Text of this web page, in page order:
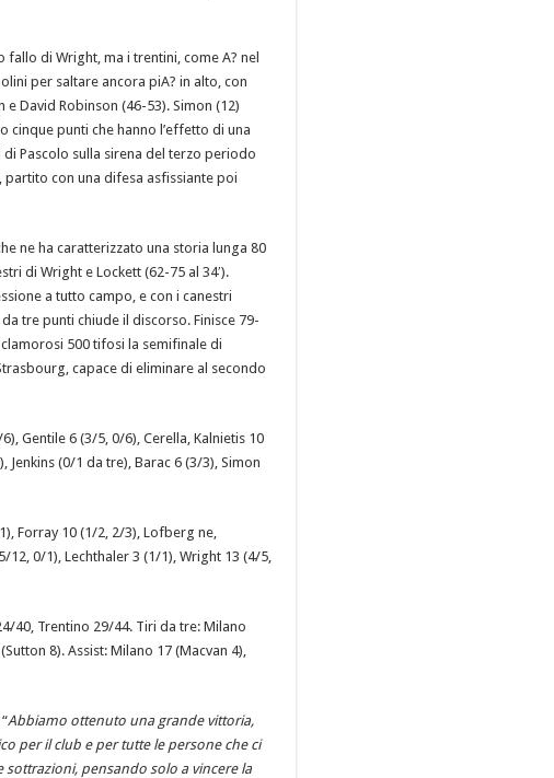
di Wright, ma i trentini, come A? nel
per saltare ancora piA? in alto, con
David Robinson (46-53). Simon (12)
punti che hanno l’effetto di una
Pascolo sulla sirena del terzo periodo
con una difesa asfissiante poi
ne ha caratterizzato una storia lunga 80
di Wright e Lockett (62-75 al 34′).
a tutto campo, e con i canestri
tre punti chiude il discorso. Finisce 79-
500 tifosi la semifinale di
capace di eliminare al secondo
Gentile 6 (3/5, 0/6), Cerella, Kalnietis 10
(0/1 da tre), Barac 6 (3/3), Simon
Forray 10 (1/2, 2/3), Lofberg ne,
12, 0/1), Lechthaler 3 (1/1), Wright 13 (4/5,
40, Trentino 29/44. Tiri da tre: Milano
8). Assist: Milano 17 (Macvan 4),
Abbiamo ottenuto una grande vittoria,
per il club e per tutte le persone che ci
sottrazioni, pensando solo a vincere la